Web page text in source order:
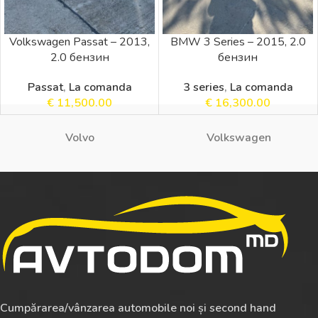
Volkswagen Passat – 2013,
2.0 бензин
Passat, La comanda
€ 11,500.00
BMW 3 Series – 2015, 2.0
бензин
3 series, La comanda
€ 16,300.00
Volvo Volkswagen
Cumpărarea/vânzarea automobile noi și second hand